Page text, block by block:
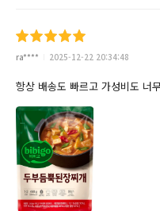
ra**** 2025-12-22 20:34:48
항상 배송도 빠르고 가성비도 너